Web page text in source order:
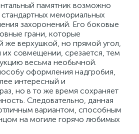
памятник возможно
стандартных мемориальных
захоронений. Его боковые
грани, которые
же верхушкой, но прямой угол,
совмещении, срезается, тем
весьма необычной.
оформления надгробия,
интересный и
но в то же время сохраняет
Следовательно, данная
вариантом, способным
на могиле горячо любимых